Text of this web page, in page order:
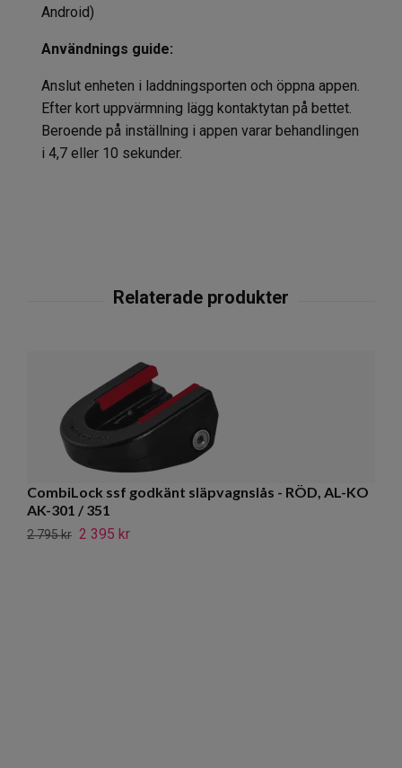
Android)
Användnings guide:
Anslut enheten i laddningsporten och öppna appen.
Efter kort uppvärmning lägg kontaktytan på bettet.
Beroende på inställning i appen varar behandlingen
i 4,7 eller 10 sekunder.
CombiLock ssf godkänt släpvagnslås - RÖD, AL-KO
AK-301 / 351
2 795 kr 2 395 kr